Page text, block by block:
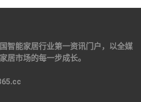
智能家居行业第一资讯门户，以全媒
居市场的每一步成长。